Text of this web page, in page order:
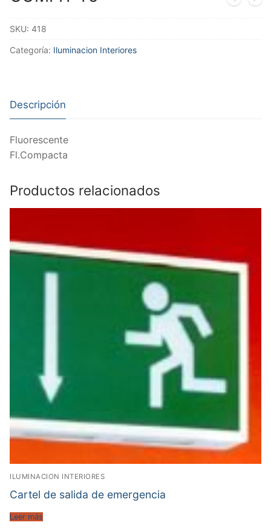
SKU: 418
Categoría: Iluminacion Interiores
Descripción
Fluorescente
Fl.Compacta
Productos relacionados
ILUMINACION INTERIORES
Cartel de salida de emergencia
Leer más